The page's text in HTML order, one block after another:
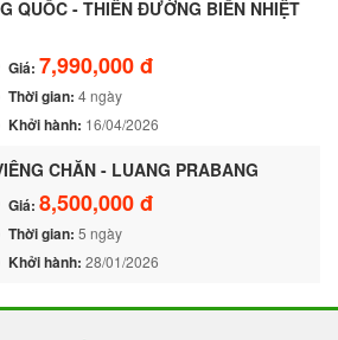
QUỐC - THIÊN ĐƯỜNG BIỂN NHIỆT
Giá: 7,990,000 đ
Thời gian: 4 ngày
Khởi hành: 16/04/2026
CHĂN - LUANG PRABANG
Giá: 8,500,000 đ
Thời gian: 5 ngày
Khởi hành: 28/01/2026